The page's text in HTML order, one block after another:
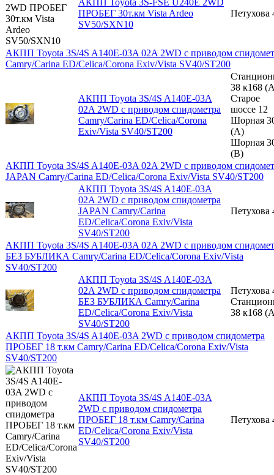
ПРОБЕГ 30т.км Vista Ardeo
SV50/SXN10
Петухова
АКПП Toyota 3S/4S A140E-03A 02A 2WD с приводом
Camry/Carina ED/Celica/Corona Exiv/Vista SV40/ST200
АКПП Toyota 3S/4S A140E-03A
02A 2WD с приводом спидометра
Camry/Carina ED/Celica/Corona
Exiv/Vista SV40/ST200
38 к168
Старое
шоссе 12
Шорная
(A)
Шорная
(B)
АКПП Toyota 3S/4S A140E-03A 02A 2WD с приводом
JAPAN Camry/Carina ED/Celica/Corona Exiv/Vista SV40/ST200
АКПП Toyota 3S/4S A140E-03A
02A 2WD с приводом спидометра
JAPAN Camry/Carina
ED/Celica/Corona Exiv/Vista
SV40/ST200
Петухова
АКПП Toyota 3S/4S A140E-03A 02A 2WD с приводом
БЕЗ БУБЛИКА Camry/Carina ED/Celica/Corona Exiv/Vista
SV40/ST200
АКПП Toyota 3S/4S A140E-03A
02A 2WD с приводом спидометра
БЕЗ БУБЛИКА Camry/Carina
ED/Celica/Corona Exiv/Vista
SV40/ST200
Петухова
38 к168
АКПП Toyota 3S/4S A140E-03A 2WD с приводом спидометра
ПРОБЕГ 18 т.км Camry/Carina ED/Celica/Corona Exiv/Vista
SV40/ST200
АКПП Toyota 3S/4S A140E-03A
2WD с приводом спидометра
ПРОБЕГ 18 т.км Camry/Carina
ED/Celica/Corona Exiv/Vista
SV40/ST200
Петухова